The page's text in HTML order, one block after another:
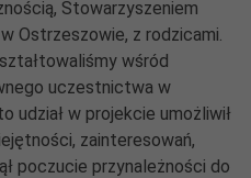
Stowarzyszeniem
Ostrzeszowie, z rodzicami.
wśród
uczestnictwa w
udział w projekcie umożliwił
zainteresowań,
poczucie przynależności do